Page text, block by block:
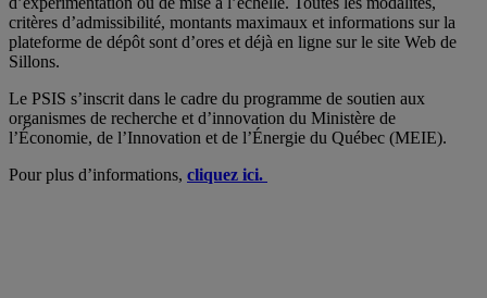
critères d’admissibilité, montants maximaux et informations sur la
plateforme de dépôt sont d’ores et déjà en ligne sur le site Web de
Sillons.
Le PSIS s’inscrit dans le cadre du programme de soutien aux
organismes de recherche et d’innovation du Ministère de
l’Économie, de l’Innovation et de l’Énergie du Québec (MEIE).
Pour plus d’informations, cliquez ici.